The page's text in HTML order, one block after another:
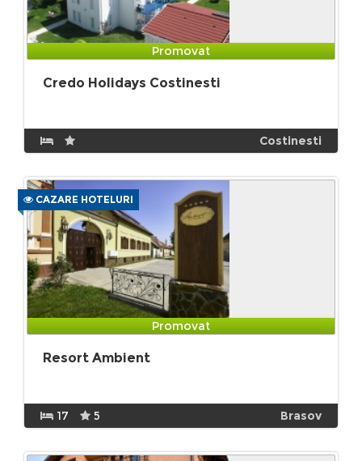
Promovat
Credo Holidays Costinesti
Costinesti
CAZARE HOTELURI
Promovat
Resort Ambient
17 5 Brasov